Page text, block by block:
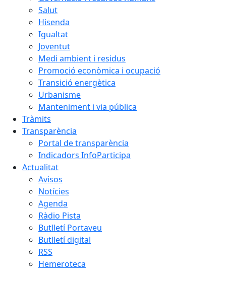
Salut
Hisenda
Igualtat
Joventut
Medi ambient i residus
Promoció econòmica i ocupació
Transició energètica
Urbanisme
Manteniment i via pública
Tràmits
Transparència
Portal de transparència
Indicadors InfoParticipa
Actualitat
Avisos
Notícies
Agenda
Ràdio Pista
Butlletí Portaveu
Butlletí digital
RSS
Hemeroteca